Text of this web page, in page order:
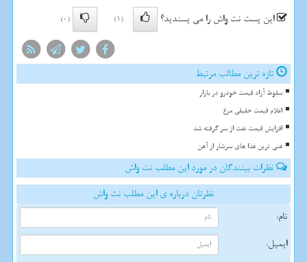
این پست نت واش را می پسندید؟
(1)
(0)
تازه ترین مطالب مرتبط
سقوط آزاد قیمت خودرو در بازار
اعلام قیمت حقیقی مرغ
افزایش قیمت نفت از سر گرفته شد
غنی ترین غذا های سرشار از آهن
نظرات بینندگان در مورد این مطلب نت واش
نظرتان درباره ی این مطلب نت واش
نام:
ایمیل: